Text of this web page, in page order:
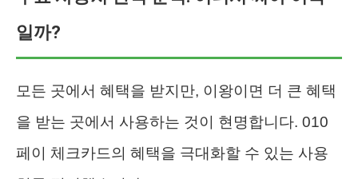
일까?
모든 곳에서 혜택을 받지만, 이왕이면 더 큰 혜택
을 받는 곳에서 사용하는 것이 현명합니다. 010
페이 체크카드의 혜택을 극대화할 수 있는 사용